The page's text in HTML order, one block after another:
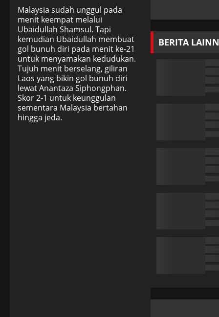
Malaysia sudah unggul pada
menit keempat melalui
Ubaidullah Shamsul. Tapi
kemudian Ubaidullah membuat
gol bunuh diri pada menit ke-21
untuk menyamakan kedudukan.
Tujuh menit berselang, giliran
Laos yang bikin gol bunuh diri
lewat Anantaza Siphongphan.
Skor 2-1 untuk keunggulan
sementara Malaysia bertahan
hingga jeda.
BERITA